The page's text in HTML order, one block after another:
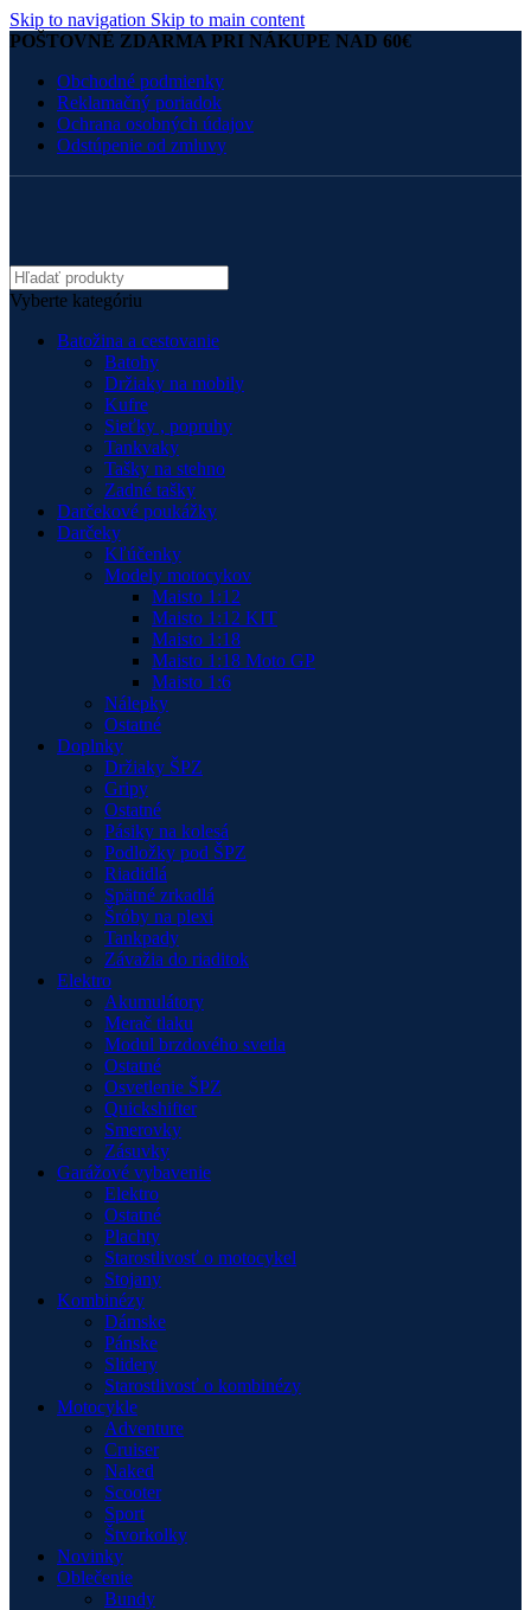
Skip to navigation Skip to main content
POŠTOVNÉ ZDARMA PRI NÁKUPE NAD 60€
Obchodné podmienky
Reklamačný poriadok
Ochrana osobných údajov
Odstúpenie od zmluvy
Vyberte kategóriu
Batožina a cestovanie
Batohy
Držiaky na mobily
Kufre
Sieťky , popruhy
Tankvaky
Tašky na stehno
Zadné tašky
Darčekové poukážky
Darčeky
Kľúčenky
Modely motocykov
Maisto 1:12
Maisto 1:12 KIT
Maisto 1:18
Maisto 1:18 Moto GP
Maisto 1:6
Nálepky
Ostatné
Doplnky
Držiaky ŠPZ
Gripy
Ostatné
Pásiky na kolesá
Podložky pod ŠPZ
Riadidlá
Spätné zrkadlá
Šróby na plexi
Tankpady
Závažia do riaditok
Elektro
Akumulátory
Merač tlaku
Modul brzdového svetla
Ostatné
Osvetlenie ŠPZ
Quickshifter
Smerovky
Zásuvky
Garážové vybavenie
Elektro
Ostatné
Plachty
Starostlivosť o motocykel
Stojany
Kombinézy
Dámske
Pánske
Slidery
Starostlivosť o kombinézy
Motocykle
Adventure
Cruiser
Naked
Scooter
Sport
Štvorkolky
Novinky
Oblečenie
Bundy